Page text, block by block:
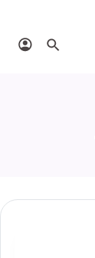
البحث في